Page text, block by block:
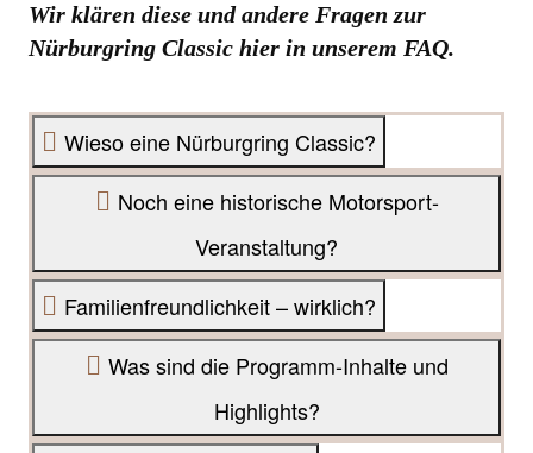
Wir klären diese und andere Fragen zur
Nürburgring Classic hier in unserem FAQ.
Wieso eine Nürburgring Classic?
Noch eine historische Motorsport-
Veranstaltung?
Familienfreundlichkeit – wirklich?
Was sind die Programm-Inhalte und
Highlights?